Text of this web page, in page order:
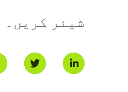
شیئر کریں۔